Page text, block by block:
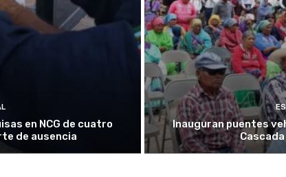
en NCG de cuatro
de ausencia
Inauguran puentes